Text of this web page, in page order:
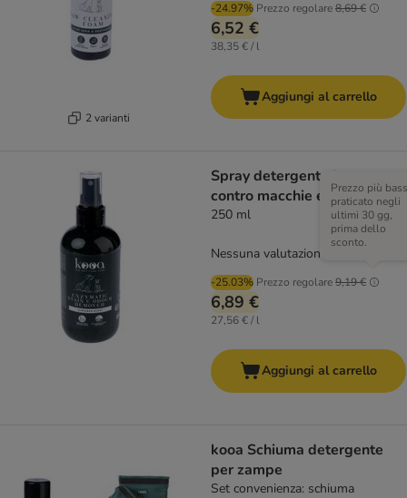
2 varianti
-24.97% Prezzo regolare8,69 €
6,52 €
38,35 € / l
Aggiungi al carrello
Spray detergente kooa
contro macchie e odori
250 ml
-25.03% Prezzo regolare9,19 €
Prezzo più
praticato negli
ultimi 30 gg,
prima dello
sconto.
6,89 €
27,56 € / l
Nessuna valutazione
Aggiungi al carrello
kooa Schiuma detergente
per zampe
Set convenienza: schiuma